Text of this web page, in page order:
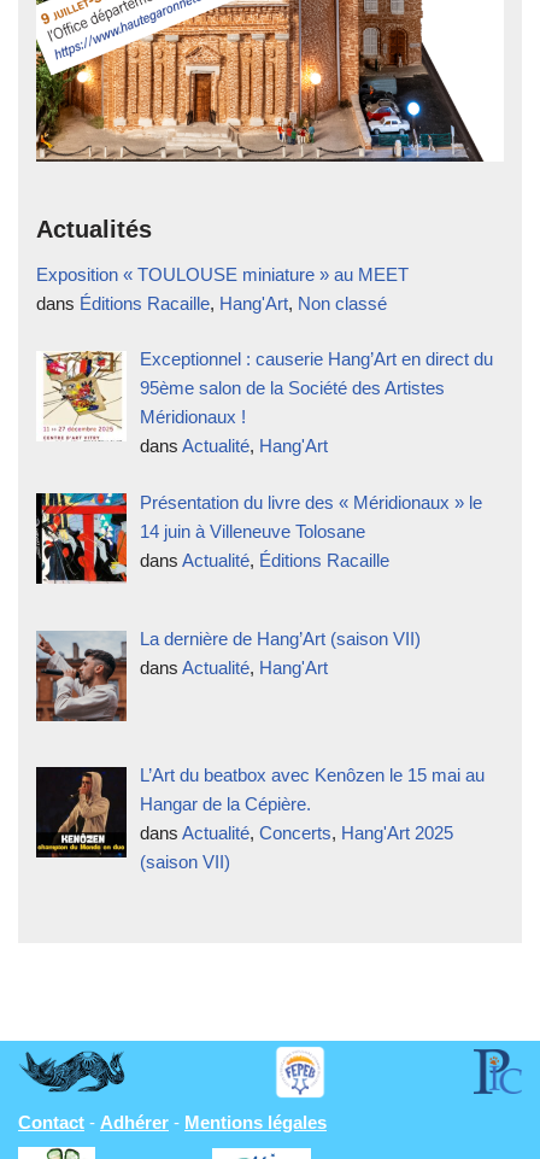
Actualités
Exposition « TOULOUSE miniature » au MEET
dans Éditions Racaille, Hang'Art, Non classé
Exceptionnel : causerie Hang’Art en direct du
95ème salon de la Société des Artistes
Méridionaux !
dansActualité, Hang'Art
Présentation du livre des « Méridionaux » le
14 juin à Villeneuve Tolosane
dansActualité, Éditions Racaille
La dernière de Hang’Art (saison VII)
dansActualité, Hang'Art
L’Art du beatbox avec Kenôzen le 15 mai au
Hangar de la Cépière.
dansActualité,Concerts, Hang'Art 2025
(saison VII)
Contact - Adhérer - Mentions légales